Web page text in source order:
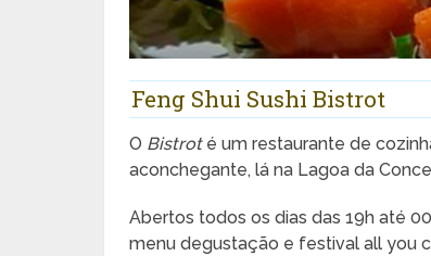
Feng Shui Sushi Bistrot
O Bistroté um restaurante de
aconchegante, lá na Lagoa da
Abertos todos os dias das 19h até
menu degustação e festival all you